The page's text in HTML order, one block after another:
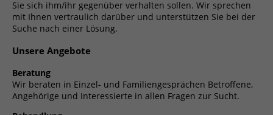
Sie sich ihm/ihr gegenüber verhalten sollen. Wir sprechen
mit Ihnen vertraulich darüber und unterstützen Sie bei der
Suche nach einer Lösung.
Unsere Angebote
Beratung
Wir beraten in Einzel- und Familiengesprächen Betroffene,
Angehörige und Interessierte in allen Fragen zur Sucht.